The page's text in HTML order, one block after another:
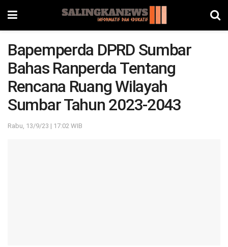
Bapemperda DPRD Sumbar
Bahas Ranperda Tentang
Rencana Ruang Wilayah
Sumbar Tahun 2023-2043
Rabu, 13/9/23 | 17:02 WIB